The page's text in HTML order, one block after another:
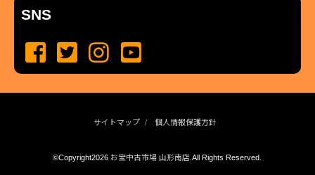
SNS
サイトマップ 個人情報保護方針
©Copyright2026 お宝中古市場 山形南店 .All Rights Reserved.